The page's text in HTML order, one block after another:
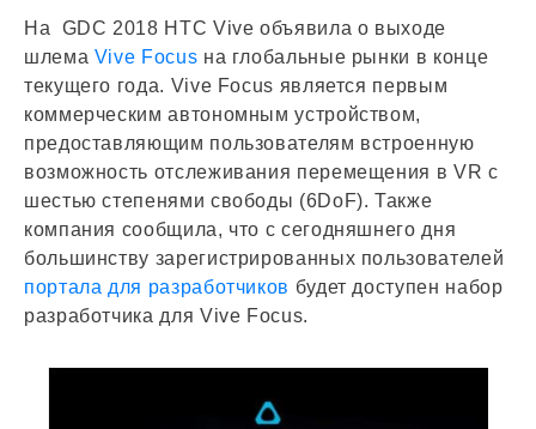
На GDC 2018 HTC Vive объявила о выходе
шлема Vive Focus на глобальные рынки в конце
текущего года. Vive Focus является первым
коммерческим автономным устройством,
предоставляющим пользователям встроенную
возможность отслеживания перемещения в VR с
шестью степенями свободы (6DoF). Также
компания сообщила, что с сегодняшнего дня
большинству зарегистрированных пользователей
портала для разработчиков будет доступен набор
разработчика для Vive Focus.